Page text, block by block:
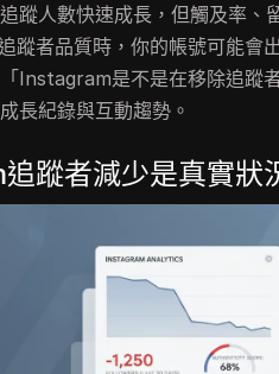
蹤人數快速成長，但觸及率、
蹤者品質時，你的帳號可能會
Instagram是不是在移除追蹤
長紀錄與互動趨勢。
蹤者減少是真實狀